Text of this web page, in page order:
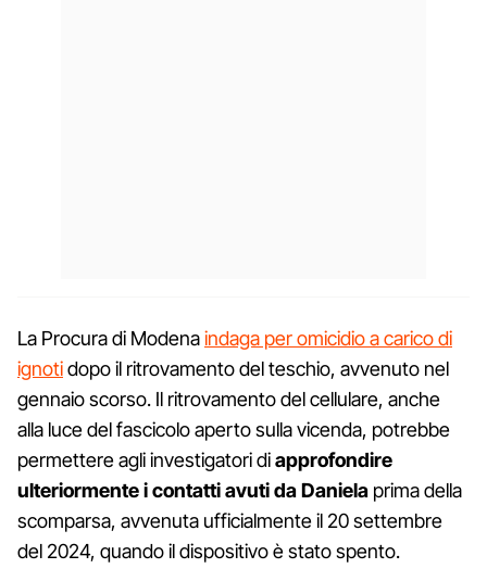
La Procura di Modenaindaga per omicidio a carico di
ignotidopo il ritrovamento del teschio, avvenuto nel
gennaio scorso. Il ritrovamento del cellulare, anche
alla luce del fascicolo aperto sulla vicenda, potrebbe
permettere agli investigatori diapprofondire
ulteriormente i contatti avuti da Daniela prima della
scomparsa, avvenuta ufficialmente il 20 settembre
del 2024, quando il dispositivo è stato spento.